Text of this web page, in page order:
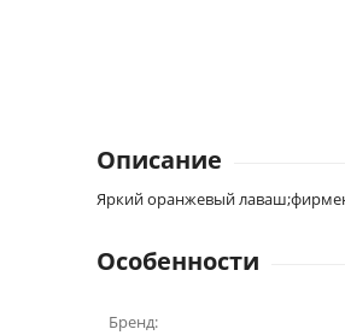
Описание
Яркий оранжевый
Особенности
Бренд: